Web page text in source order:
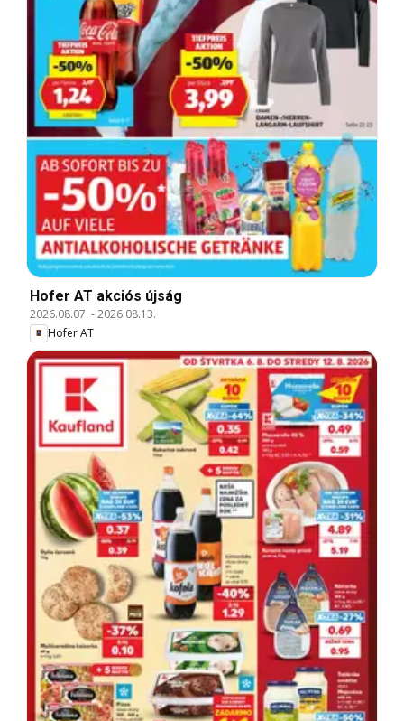
Hofer AT akciós újság
2026.08.07. -2026.08.13.
Hofer AT